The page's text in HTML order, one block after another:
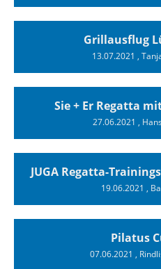
Grillausflug
13.07.2021 ,
Sie + Er Regatta
27.06.2021 ,
JUGA Regatta-
19.06.2021 ,
Pilatus
07.06.2021 ,